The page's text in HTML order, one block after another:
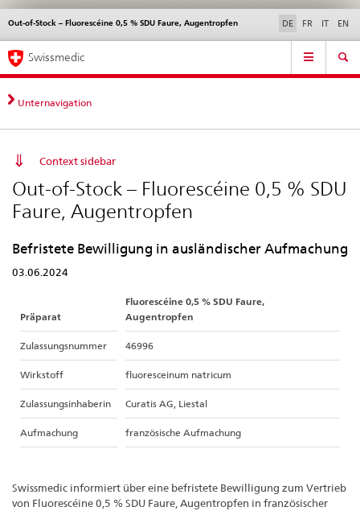
Direktnavigation
News,
Rechtsgrundlagen,
Kontakt
News & Updates Kontakt | Support & Hilfe
Out-of-Stock – Fluorescéine 0,5 % SDU Faure, Augentropfen
Sprachwahl DE FR IT EN
Service
Hauptnavigation
Swissmedic
Unternavigation
Context sidebar
Out-of-Stock – Fluorescéine 0,5 % SDU
Faure, Augentropfen
Befristete Bewilligung in ausländischer Aufmachung
03.06.2024
Präparat
Fluorescéine 0,5 % SDU Faure,
Augentropfen
Zulassungsnummer 46996
Wirkstoff fluoresceinum natricum
Zulassungsinhaberin Curatis AG, Liestal
Aufmachung französische Aufmachung
Swissmedic informiert über eine befristete Bewilligung zum Vertrieb
von Fluorescéine 0,5 % SDU Faure, Augentropfen in französischer